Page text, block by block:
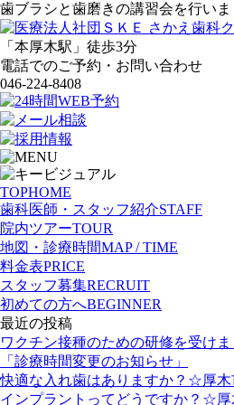
歯ブラシと歯磨きの講習会を行いま
「本厚木駅」徒歩3分
電話でのご予約・ お問い合わせ
046-224-8408
TOPHOME
歯科医師・スタッフ紹介STAFF
院内ツアーTOUR
地図・診療時間MAP / TIME
料金表PRICE
スタッフ募集RECRUIT
初めての方へBEGINNER
最近の投稿
ワクチン接種のための研修を受けま
「診療時間変更のお知らせ」
快適な入れ歯はありますか？☆厚
インプラントってどうですか？☆